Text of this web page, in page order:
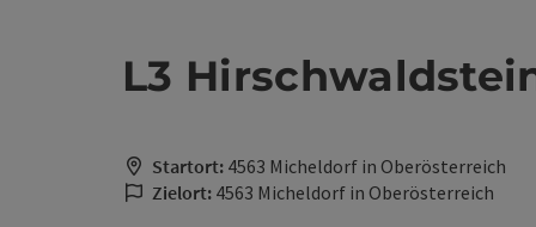
L3
Startort: 4563 Micheldorf in Oberösterreich
Zielort: 4563 Micheldorf in Oberösterreich